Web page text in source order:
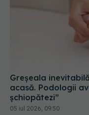
Greșeala
acasă. Podologii
șchiopătezi”
05 iul 2026, 09:50